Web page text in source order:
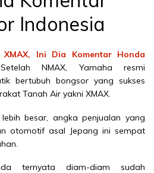
Indonesia
Ini Dia Komentar Honda
NMAX, Yamaha resmi
bertubuh bongsor yang sukses
Tanah Air yakni XMAX.
besar, angka penjualan yang
otomotif asal Jepang ini sempat
ternyata diam-diam sudah